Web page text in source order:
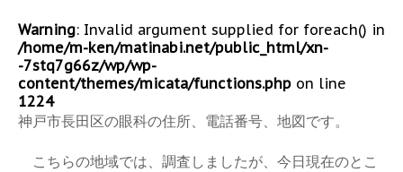
Warning: Invalid argument supplied for foreach() in
/home/m-ken/matinabi.net/public_html/xn-
-7stq7g66z/wp/wp-
content/themes/micata/functions.php on line
1224
神戸市長田区の眼科の住所、電話番号、地図です。
こちらの地域では、調査しましたが、今日現在のとこ